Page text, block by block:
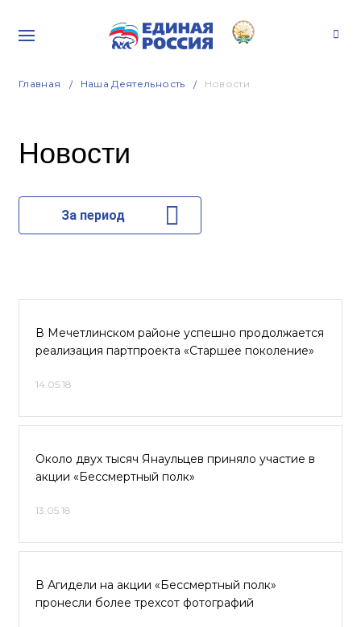
Главная Наша Деятельность Новости
Новости
За период
В Мечетлинском районе успешно продолжается
реализация партпроекта «Старшее поколение»
14.05.18
Около двух тысяч Янаульцев приняло участие в
акции «Бессмертный полк»
13.05.18
В Агидели на акции «Бессмертный полк»
пронесли более трехсот фотографий